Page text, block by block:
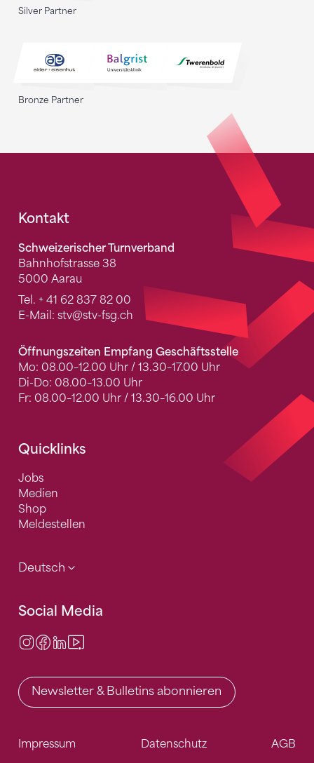
Silver Partner
Bronze Partner
Fusszeile
Kontakt
Schweizerischer Turnverband
Bahnhofstrasse 38
5000 Aarau
Tel. + 41 62 837 82 00
E-Mail: stv@stv-fsg.ch
Öffnungszeiten Empfang Geschäftsstelle
Mo: 08.00–12.00 Uhr / 13.30–17.00 Uhr
Di-Do: 08.00–13.00 Uhr
Fr: 08.00–12.00 Uhr / 13.30–16.00 Uhr
Quicklinks
Jobs
Medien
Shop
Meldestellen
Deutsch
Social Media
Instagram
Facebook
LinkedIn
Newsletter & Bulletins abonnieren
Impressum Datenschutz AGB